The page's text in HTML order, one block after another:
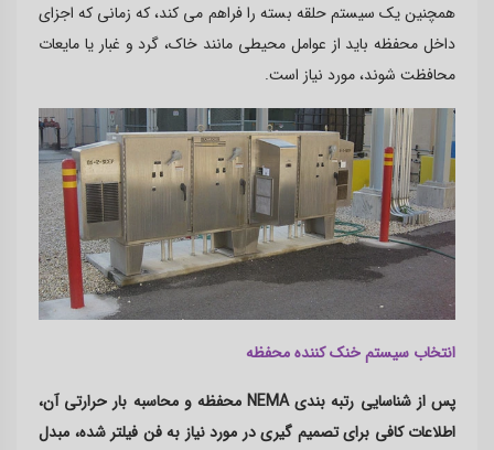
همچنین یک سیستم حلقه بسته را فراهم می کند، که زمانی که اجزای
داخل محفظه باید از عوامل محیطی مانند خاک، گرد و غبار یا مایعات
محافظت شوند، مورد نیاز است.
انتخاب سیستم خنک کننده محفظه
پس از شناسایی رتبه بندیNEMAمحفظه و محاسبه بار حرارتی آن،
اطلاعات کافی برای تصمیم گیری در مورد نیاز به فن فیلتر شده، مبدل